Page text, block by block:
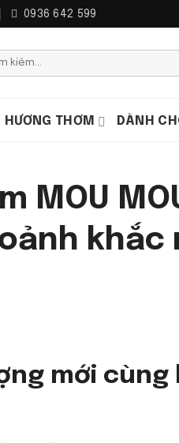
0936 642 599
HƯƠNG THƠM DÀNH
MOU
khắc
mới